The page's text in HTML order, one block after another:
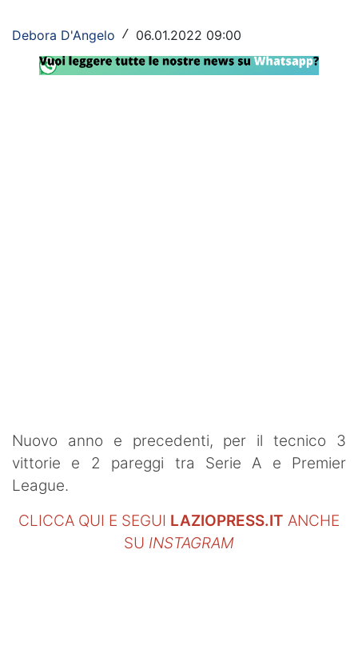
Lazio Women
Rassegna Lazio
Contatti
Debora D'Angelo / 06.01.2022 09:00
Nuovo anno e precedenti, per il tecnico 3
vittorie e 2 pareggi tra Serie A e Premier
League.
CLICCA QUI E SEGUI LAZIOPRESS.IT ANCHE
SU INSTAGRAM